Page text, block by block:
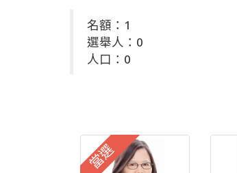
名額：1
選舉人：0
人口：0
當選